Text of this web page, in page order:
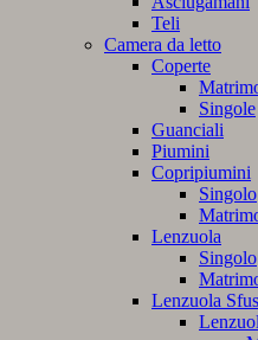
Teli
Camera da letto
Coperte
Singole
Guanciali
Piumini
Copripiumini
Singolo
Lenzuola
Singolo
Lenzuola